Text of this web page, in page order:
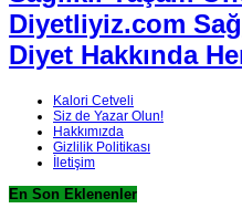
Diyetliyiz.com
Diyet Hakkında
Kalori Cetveli
Siz de Yazar Olun!
Hakkımızda
Gizlilik Politikası
İletişim
En Son Eklenenler